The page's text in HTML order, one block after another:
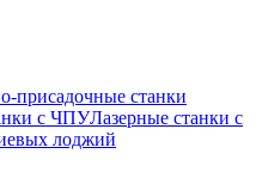
Лазерные станки с
лоджий